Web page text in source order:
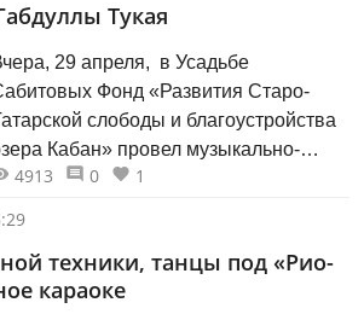
Тукая
29 апреля, в Усадьбе
Фонд «Развития Старо-
слободы и благоустройства
Кабан» провел музыкально-
вечер, посвященный Дню
в доме Сабитовых находился
клуб» - неформальное
4913 0
1
техники, танцы под «Рио-
караоке